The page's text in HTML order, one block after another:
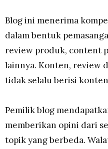
Blog ini menerima
dalam bentuk
review produk, content
lainnya. Konten, review
tidak selalu berisi
Pemilik blog
memberikan opini dari
topik yang berbeda.